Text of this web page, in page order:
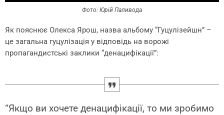
Фото: Юрій Паливода
Як пояснює Олекса Ярош, назва альбому “Гуцулізейшн” –
це загальна гуцулізація у відповідь на ворожі
пропагандистські заклики “денацифікації”:
“Якщо ви хочете денацифікації, то ми зробимо